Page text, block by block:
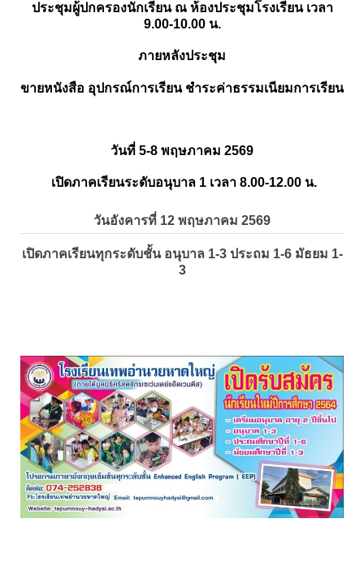
ประชุมผู้ปกครองนักเรียน ณ ห้องประชุมโรงเรียน เวลา
9.00-10.00 น.
ภายหลังประชุม
ขายหนังสือ อุปกรณ์การเรียน ชำระค่าธรรมเนียมการเรียน
วันที่ 5-8 พฤษภาคม 2569
เปิดภาคเรียนระดับอนุบาล 1 เวลา 8.00-12.00 น.
วันอังคารที่ 12 พฤษภาคม 2569
เปิดภาคเรียนทุกระดับชั้น อนุบาล 1-3 ประถม 1-6 มัธยม 1-
3